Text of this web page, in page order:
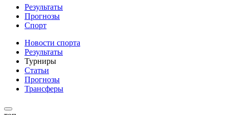
Результаты
Прогнозы
Спорт
Новости спорта
Результаты
Турниры
Статьи
Прогнозы
Трансферы